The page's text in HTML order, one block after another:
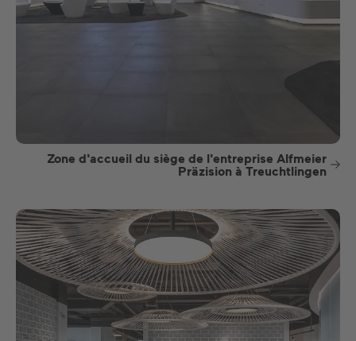
Zone d'accueil du siège de l'entreprise Alfmeier
Präzision à Treuchtlingen